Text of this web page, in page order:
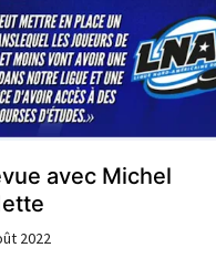
avec Michel
2022